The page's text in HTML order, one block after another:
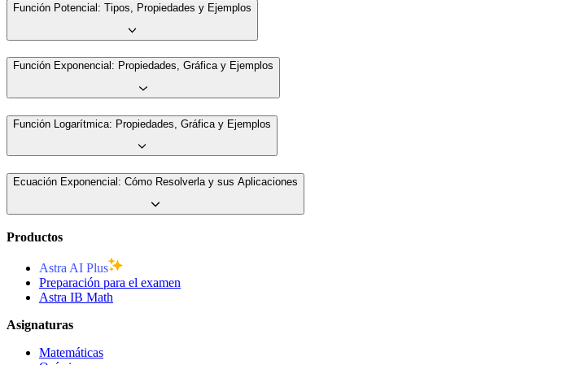
Función Potencial: Tipos, Propiedades y Ejemplos
Función Exponencial: Propiedades, Gráfica y Ejemplos
Función Logarítmica: Propiedades, Gráfica y Ejemplos
Ecuación Exponencial: Cómo Resolverla y sus Aplicaciones
Productos
Astra AI Plus
Preparación para el examen
Astra IB Math
Asignaturas
Matemáticas